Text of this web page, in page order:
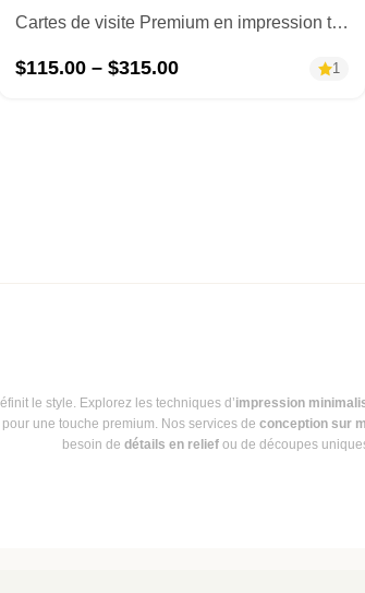
Cartes de visite Premium en impression typographique
$115.00– $315.00 1
le style. Explorez les techniques d’impression
pour une touche premium. Nos services deconception sur
besoin dedétails en relief ou de découpes